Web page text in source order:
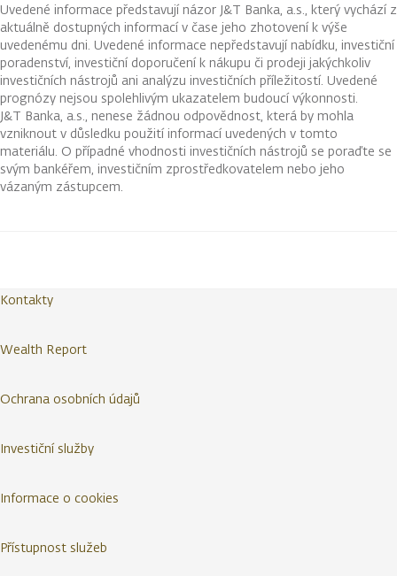
Uvedené informace představují názor J&T Banka, a.s., který vychází z
aktuálně dostupných informací v čase jeho zhotovení k výše
uvedenému dni. Uvedené informace nepředstavují nabídku, investiční
poradenství, investiční doporučení k nákupu či prodeji jakýchkoliv
investičních nástrojů ani analýzu investičních příležitostí. Uvedené
prognózy nejsou spolehlivým ukazatelem budoucí výkonnosti.
J&T Banka, a.s., nenese žádnou odpovědnost, která by mohla
vzniknout v důsledku použití informací uvedených v tomto
materiálu. O případné vhodnosti investičních nástrojů se poraďte se
svým bankéřem, investičním zprostředkovatelem nebo jeho
vázaným zástupcem.
Kontakty
Wealth Report
Ochrana osobních údajů
Investiční služby
Informace o cookies
Přístupnost služeb